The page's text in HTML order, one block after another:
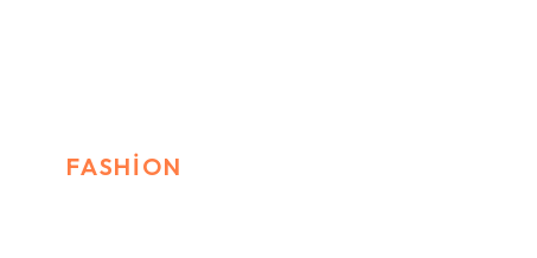
FASHION